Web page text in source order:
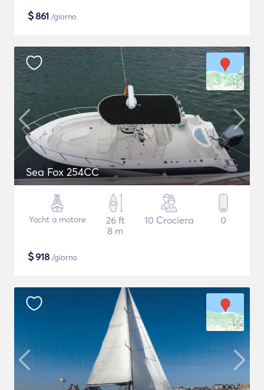
$861 /giorno
Sea Fox 254CC
Yacht a motore
26 ft
8 m
10 Crociera 0
$918 /giorno